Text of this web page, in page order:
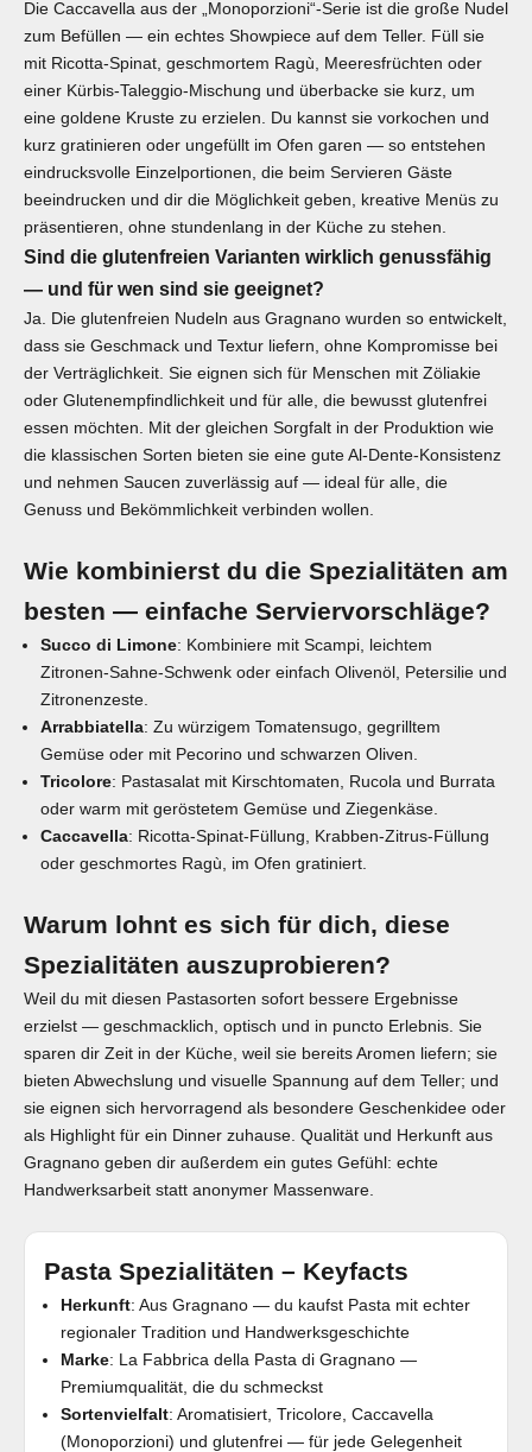
Die Caccavella aus der „Monoporzioni“-Serie ist die große Nudel
zum Befüllen — ein echtes Showpiece auf dem Teller. Füll sie
mit Ricotta‑Spinat, geschmortem Ragù, Meeresfrüchten oder
einer Kürbis‑Taleggio‑Mischung und überbacke sie kurz, um
eine goldene Kruste zu erzielen. Du kannst sie vorkochen und
kurz gratinieren oder ungefüllt im Ofen garen — so entstehen
eindrucksvolle Einzelportionen, die beim Servieren Gäste
beeindrucken und dir die Möglichkeit geben, kreative Menüs zu
präsentieren, ohne stundenlang in der Küche zu stehen.
Sind die glutenfreien Varianten wirklich genussfähig
— und für wen sind sie geeignet?
Ja. Die glutenfreien Nudeln aus Gragnano wurden so entwickelt,
dass sie Geschmack und Textur liefern, ohne Kompromisse bei
der Verträglichkeit. Sie eignen sich für Menschen mit Zöliakie
oder Glutenempfindlichkeit und für alle, die bewusst glutenfrei
essen möchten. Mit der gleichen Sorgfalt in der Produktion wie
die klassischen Sorten bieten sie eine gute Al‑Dente‑Konsistenz
und nehmen Saucen zuverlässig auf — ideal für alle, die
Genuss und Bekömmlichkeit verbinden wollen.
Wie kombinierst du die Spezialitäten am
besten — einfache Serviervorschläge?
Succo di Limone: Kombiniere mit Scampi, leichtem
Zitronen‑Sahne‑Schwenk oder einfach Olivenöl, Petersilie und
Zitronenzeste.
Arrabbiatella: Zu würzigem Tomatensugo, gegrilltem
Gemüse oder mit Pecorino und schwarzen Oliven.
Tricolore: Pastasalat mit Kirschtomaten, Rucola und Burrata
oder warm mit geröstetem Gemüse und Ziegenkäse.
Caccavella: Ricotta‑Spinat‑Füllung, Krabben‑Zitrus‑Füllung
oder geschmortes Ragù, im Ofen gratiniert.
Warum lohnt es sich für dich, diese
Spezialitäten auszuprobieren?
Weil du mit diesen Pastasorten sofort bessere Ergebnisse
erzielst — geschmacklich, optisch und in puncto Erlebnis. Sie
sparen dir Zeit in der Küche, weil sie bereits Aromen liefern; sie
bieten Abwechslung und visuelle Spannung auf dem Teller; und
sie eignen sich hervorragend als besondere Geschenkidee oder
als Highlight für ein Dinner zuhause. Qualität und Herkunft aus
Gragnano geben dir außerdem ein gutes Gefühl: echte
Handwerksarbeit statt anonymer Massenware.
Pasta Spezialitäten – Keyfacts
Herkunft: Aus Gragnano — du kaufst Pasta mit echter
regionaler Tradition und Handwerksgeschichte
Marke: La Fabbrica della Pasta di Gragnano —
Premiumqualität, die du schmeckst
Sortenvielfalt: Aromatisiert, Tricolore, Caccavella
(Monoporzioni) und glutenfrei — für jede Gelegenheit